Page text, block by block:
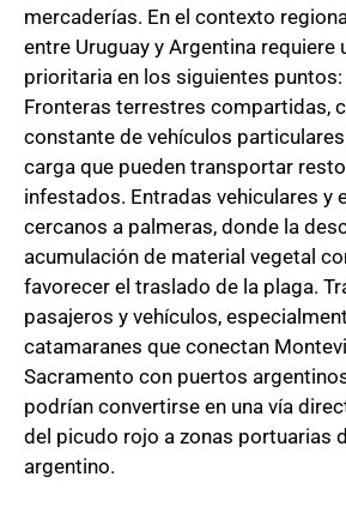
mercaderías. En el contexto
entre Uruguay y Argentina requiere
prioritaria en los siguientes puntos:
Fronteras terrestres compartidas,
constante de vehículos
carga que pueden transportar
infestados. Entradas vehiculares y
cercanos a palmeras, donde la
acumulación de material vegetal
favorecer el traslado de la plaga.
pasajeros y vehículos,
catamaranes que conectan
Sacramento con puertos
podrían convertirse en una vía
del picudo rojo a zonas portuarias
argentino.